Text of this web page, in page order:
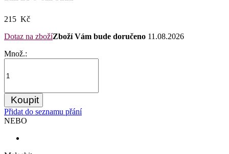
215 Kč
Dotaz na zbožíZboží Vám bude doručeno 11.08.2026
Množ.:
Koupit
Přidat do seznamu přání
NEBO